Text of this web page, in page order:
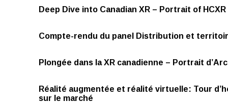
Deep Dive into Canadian XR – Portrait of HCXR
Compte-rendu du panel Distribution et
Plongée dans la XR canadienne – Portrait
Réalité augmentée et réalité virtuelle: Tour
sur le marché